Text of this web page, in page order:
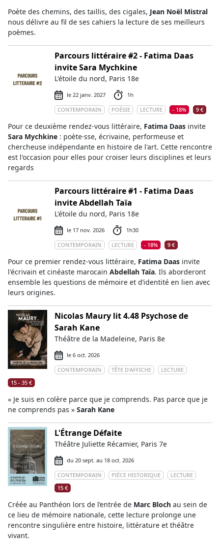
Poète des chemins, des taillis, des cigales, Jean Noël Mistral
nous délivre au fil de ses cahiers la lecture de ses meilleurs
poèmes.
Parcours littéraire #2 - Fatima Daas
invite Sara Mychkine
L'étoile du nord, Paris 18e
le 22 janv. 2027
1h
CONTEMPORAIN
POÉSIE LECTURE - 18% 9 €
Pour ce deuxième rendez-vous littéraire, Fatima Daas invite
Sara Mychkine : poète·sse, écrivaine, performeuse et
chercheuse indépendante en histoire de l'art. Cette rencontre
est l'occasion pour elles pour croiser leurs disciplines et leurs
regards
Parcours littéraire #1 - Fatima Daas
invite Abdellah Taïa
L'étoile du nord, Paris 18e
le 17 nov. 2026
1h30
CONTEMPORAIN
LECTURE - 18% 9 €
Pour ce premier rendez-vous littéraire, Fatima Daas invite
l'écrivain et cinéaste marocain Abdellah Taïa. Ils aborderont
ensemble les questions de mémoire et d’identité en lien avec
leurs origines.
Nicolas Maury lit 4.48 Psychose de
Sarah Kane
Théâtre de la Madeleine, Paris 8e
le 6 oct. 2026
CONTEMPORAIN
TÊTE D'AFFICHE
LECTURE
15 - 35 €
« Je suis en colère parce que je comprends. Pas parce que je
ne comprends pas » Sarah Kane
L'Étrange Défaite
Théâtre Juliette Récamier, Paris 7e
du 20 sept. au 18 oct. 2026
CONTEMPORAIN
PIÈCE HISTORIQUE
LECTURE
15 €
Créée au Panthéon lors de l’entrée de Marc Bloch au sein de
ce lieu de mémoire nationale, cette lecture prolonge une
rencontre singulière entre histoire, littérature et théâtre
vivant.